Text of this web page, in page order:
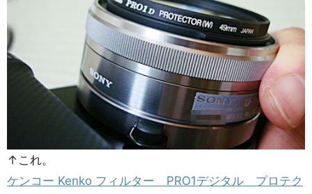
↑これ。
ケンコー Kenko フィルター PRO1デジタル プロテク